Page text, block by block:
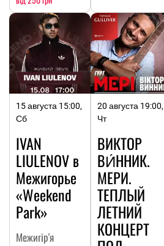
15 августа 15:00,
Сб
IVAN
LIULENOV в
Межигорье
«Weekend
Park»
Межигір'я
20 августа 19:00,
Чт
ВИКТОР
ВИ́ННИК.
МЕРИ.
ТЕПЛЫЙ
ЛЕТНИЙ
КОНЦЕРТ